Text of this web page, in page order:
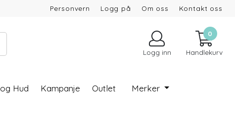
Personvern Logg på Om oss Kontakt oss
Logg inn
0
Handlekurv
Hud Kampanje Outlet Merker